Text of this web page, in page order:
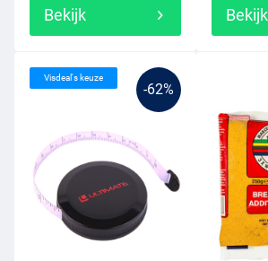
Bekijk Bekijk
-62%
Visdeal's keuze